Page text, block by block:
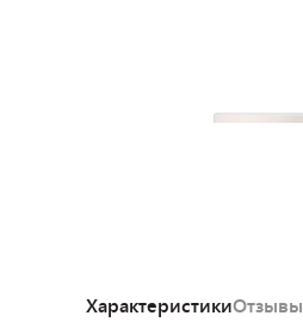
ХарактеристикиОтзывы